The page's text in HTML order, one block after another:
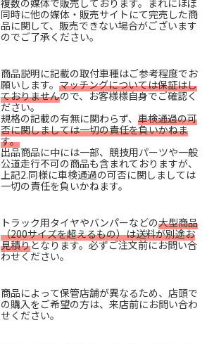
複数の媒体で販売しております。まれにほぼ
同時に他の媒体・販売サイトにて完売した商
品に関して、販売できない場合がございます
のでご了承ください。
商品説明に記載の取付車種はご参考程度でお
願いします。 マッチングについては保証はし
ておりませんので、お客様様自身でご確認く
ださい。
規格の記載の有無に関わらず、 車検通過の可
否に関しましては一切の責任を負いかねま
す。
出品商品に中には一部、競技用パーツや一般
公道走行不可の商品も含まれておりますが、
上記2.同様に車検通過の可否に関しましては
一切の責任を負いかねます。
トラック用タイヤやバンパーなどの大型商品
（200サイズを超えるもの）は送料が別途お
見積りとなります。必ずご注文前にお問い合
わせください。
商品によって保管店舗が異なるため、店頭で
の購入をご希望の方は、来店前にお問い合わ
せください。